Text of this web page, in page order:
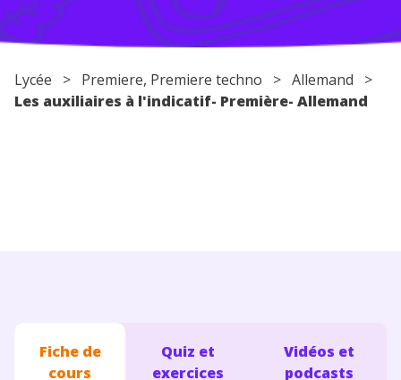
Conseils pour les parents
Lycée > Premiere, Premiere techno > Allemand >
Les auxiliaires à l'indicatif- Première- Allemand
Fiche de
cours
Quiz et
exercices
Vidéos et
podcasts